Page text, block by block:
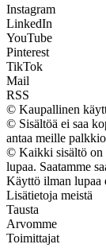
Instagram
LinkedIn
YouTube
Pinterest
TikTok
Mail
RSS
© Kaupallinen
© Sisältöä ei saa
antaa meille
© Kaikki sisältö on
lupaa. Saatamme
Käyttö ilman lupaa
Lisätietoja meistä
Tausta
Arvomme
Toimittajat